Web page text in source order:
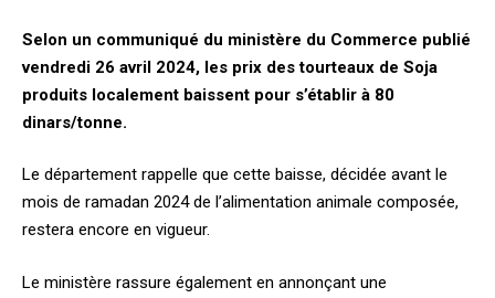
Selon un communiqué du ministère du Commerce publié
vendredi 26 avril 2024, les prix des tourteaux de Soja
produits localement baissent pour s’établir à 80
dinars/tonne.
Le département rappelle que cette baisse, décidée avant le
mois de ramadan 2024 de l’alimentation animale composée,
restera encore en vigueur.
Le ministère rassure également en annonçant une